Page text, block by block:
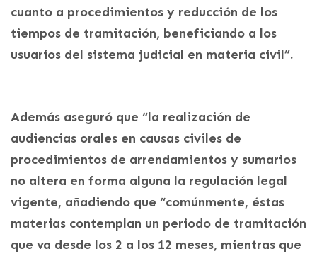
cuanto a procedimientos y reducción de los
tiempos de tramitación, beneficiando a los
usuarios del sistema judicial en materia civil”.
Además aseguró que “la realización de
audiencias orales en causas civiles de
procedimientos de arrendamientos y sumarios
no altera en forma alguna la regulación legal
vigente, añadiendo que “comúnmente, éstas
materias contemplan un periodo de tramitación
que va desde los 2 a los 12 meses, mientras que